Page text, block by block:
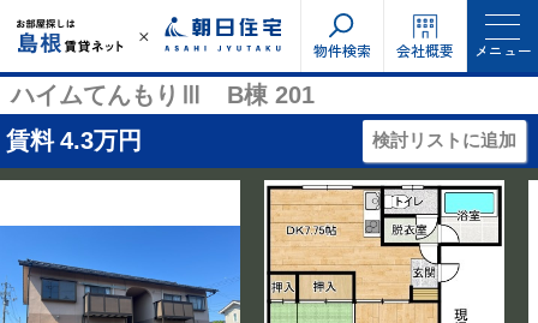
物件検索 会社概要 メニュー
ハイムてんもりⅢ B棟 201
賃料 4.3万円 検討リストに追加